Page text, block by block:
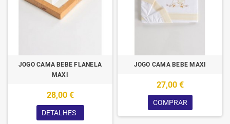
JOGO CAMA BEBE FLANELA
MAXI
28,00 €
DETALHES
JOGO CAMA BEBE MAXI
27,00 €
COMPRAR